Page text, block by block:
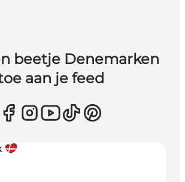
beetje Denemarken
aan je feed